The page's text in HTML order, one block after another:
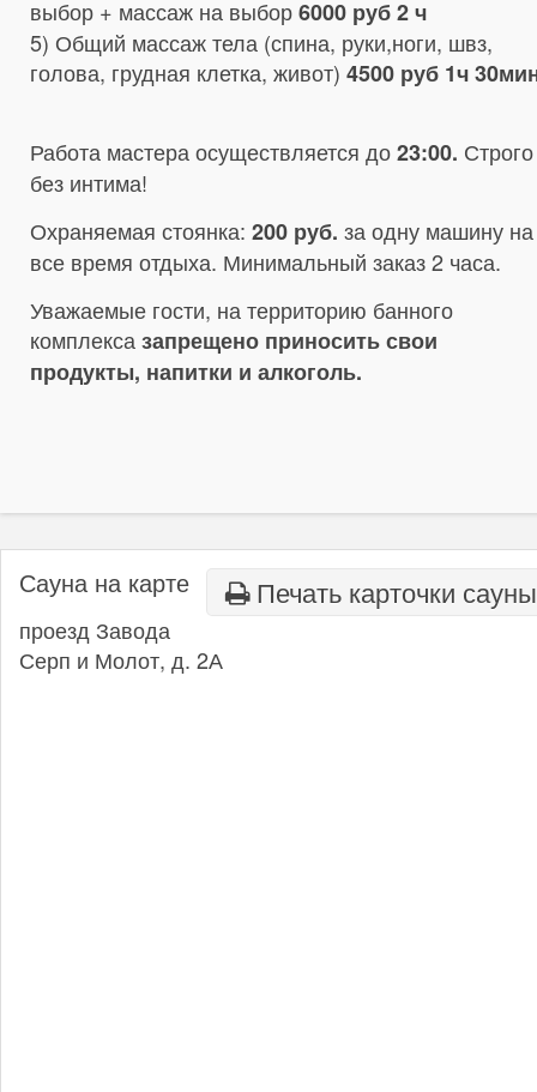
выбор + массаж на выбор6000 руб 2 ч
5) Общий массаж тела (спина, руки,ноги, швз,
голова, грудная клетка, живот) 4500 руб 1ч
Работа мастера осуществляется до23:00. Строго
без интима!
Охраняемая стоянка: 200 руб. за одну машину на
все время отдыха. Минимальный заказ 2 часа.
Уважаемые гости, на территорию банного
комплекса запрещено приносить свои
продукты, напитки и алкоголь.
Печать карточки сауны
Сауна на карте
проезд Завода
Серп и Молот, д. 2А